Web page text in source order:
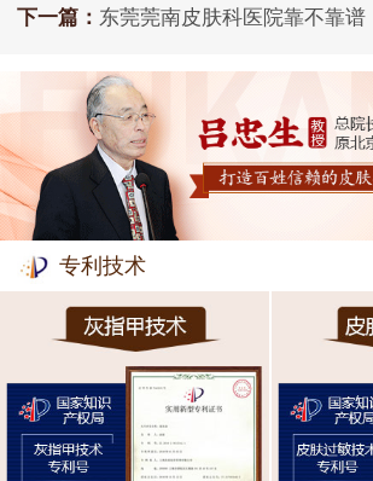
下一篇： 东莞莞南皮肤科医院靠不靠谱
专利技术